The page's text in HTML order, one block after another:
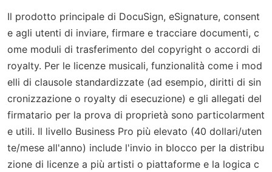
Il prodotto principale di DocuSign, eSignature, consent
e agli utenti di inviare, firmare e tracciare documenti, c
ome moduli di trasferimento del copyright o accordi di
royalty. Per le licenze musicali, funzionalità come i mod
elli di clausole standardizzate (ad esempio, diritti di sin
cronizzazione o royalty di esecuzione) e gli allegati del
firmatario per la prova di proprietà sono particolarment
e utili. Il livello Business Pro più elevato (40 dollari/uten
te/mese all'anno) include l'invio in blocco per la distribu
zione di licenze a più artisti o piattaforme e la logica c